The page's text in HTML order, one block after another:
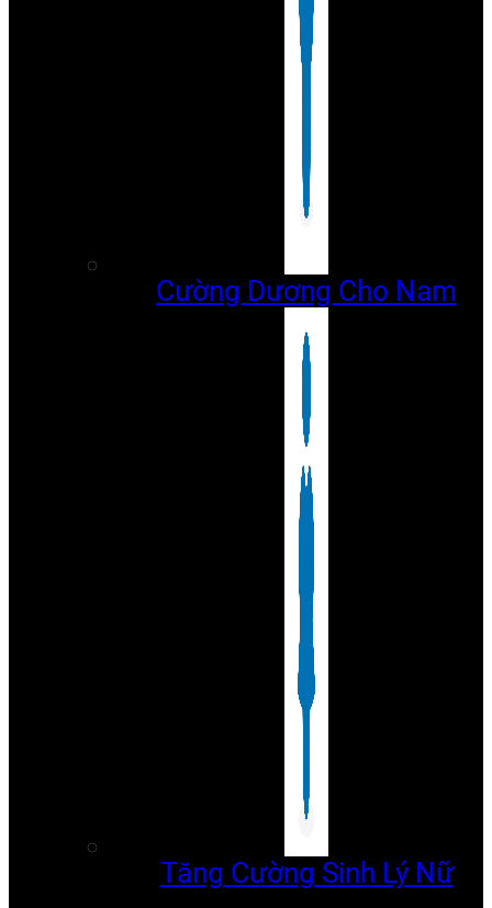
Cường Dương Cho Nam
Tăng Cường Sinh Lý Nữ